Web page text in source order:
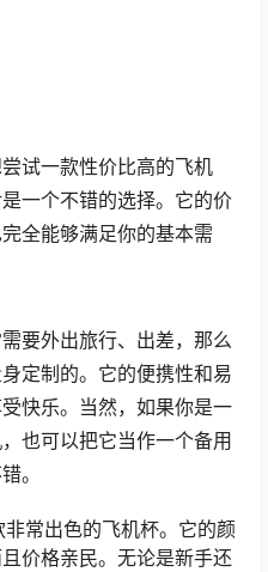
试一款性价比高的飞机
一个不错的选择。它的价
全能够满足你的基本需
要外出旅行、出差，那么
定制的。它的便携性和易
快乐。当然，如果你是一
也可以把它当作一个备用
。
常出色的飞机杯。它的颜
价格亲民。无论是新手还